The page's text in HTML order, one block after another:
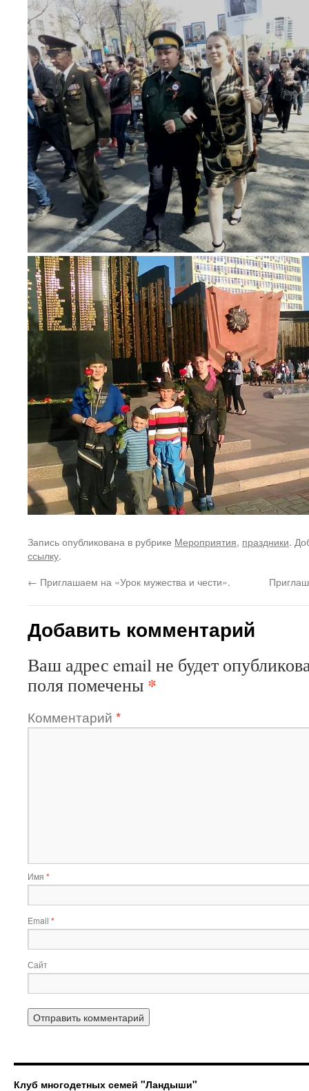
Запись опубликована в рубрике Мероприятия, праздники.
ссылку.
← Приглашаем на «Урок мужества и чести».
Добавить комментарий
Ваш адрес email не будет
поля помечены *
Комментарий *
Имя *
Email *
Сайт
Клуб многодетных семей "Ландыши"